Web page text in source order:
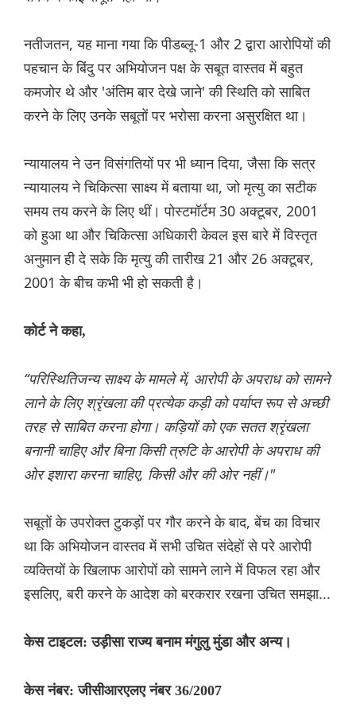
नतीजतन, यह माना गया कि पीडब्लू-1 और 2 द्वारा आरोपियों की
पहचान के बिंदु पर अभियोजन पक्ष के सबूत वास्तव में बहुत
कमजोर थे और 'अंतिम बार देखे जाने' की स्थिति को साबित
करने के लिए उनके सबूतों पर भरोसा करना असुरक्षित था।
न्यायालय ने उन विसंगतियों पर भी ध्यान दिया, जैसा कि सत्र
न्यायालय ने चिकित्सा साक्ष्य में बताया था, जो मृत्यु का सटीक
समय तय करने के लिए थीं। पोस्टमॉर्टम 30 अक्टूबर, 2001
को हुआ था और चिकित्सा अधिकारी केवल इस बारे में विस्तृत
अनुमान ही दे सके कि मृत्यु की तारीख 21 और 26 अक्टूबर,
2001 के बीच कभी भी हो सकती है।
कोर्ट ने कहा,
“परिस्थितिजन्य साक्ष्य के मामले में, आरोपी के अपराध को सामने
लाने के लिए श्रृंखला की प्रत्येक कड़ी को पर्याप्त रूप से अच्छी
तरह से साबित करना होगा। कड़ियों को एक सतत श्रृंखला
बनानी चाहिए और बिना किसी त्रुटि के आरोपी के अपराध की
ओर इशारा करना चाहिए, किसी और की ओर नहीं।"
सबूतों के उपरोक्त टुकड़ों पर गौर करने के बाद, बेंच का विचार
था कि अभियोजन वास्तव में सभी उचित संदेहों से परे आरोपी
व्यक्तियों के खिलाफ आरोपों को सामने लाने में विफल रहा और
इसलिए, बरी करने के आदेश को बरकरार रखना उचित समझा...
केस टाइटल: उड़ीसा राज्य बनाम मंगुलु मुंडा और अन्य।
केस नंबर: जीसीआरएलए नंबर 36/2007